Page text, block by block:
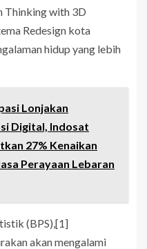
Thinking with 3D
Redesign kota
hidup yang lebih
Lonjakan
Digital, Indosat
27% Kenaikan
Perayaan Lebaran
(BPS),[1]
akan mengalami